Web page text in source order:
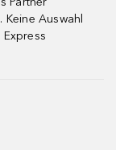
Auswahl